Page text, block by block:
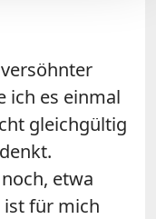
ich es einmal
gleichgültig
etwa
ist für mich